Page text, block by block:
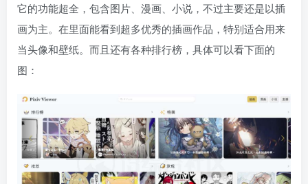
它的功能超全，包含图片、漫画、小说，不过主要还是以插
画为主。在里面能看到超多优秀的插画作品，特别适合用来
当头像和壁纸。而且还有各种排行榜，具体可以看下面的
图：